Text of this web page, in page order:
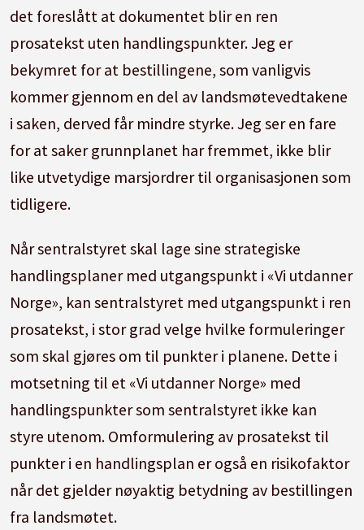
det foreslått at dokumentet blir en ren
prosatekst uten handlingspunkter. Jeg er
bekymret for at bestillingene, som vanligvis
kommer gjennom en del av landsmøtevedtakene
i saken, derved får mindre styrke. Jeg ser en fare
for at saker grunnplanet har fremmet, ikke blir
like utvetydige marsjordrer til organisasjonen som
tidligere.
Når sentralstyret skal lage sine strategiske
handlingsplaner med utgangspunkt i «Vi utdanner
Norge», kan sentralstyret med utgangspunkt i ren
prosatekst, i stor grad velge hvilke formuleringer
som skal gjøres om til punkter i planene. Dette i
motsetning til et «Vi utdanner Norge» med
handlingspunkter som sentralstyret ikke kan
styre utenom. Omformulering av prosatekst til
punkter i en handlingsplan er også en risikofaktor
når det gjelder nøyaktig betydning av bestillingen
fra landsmøtet.